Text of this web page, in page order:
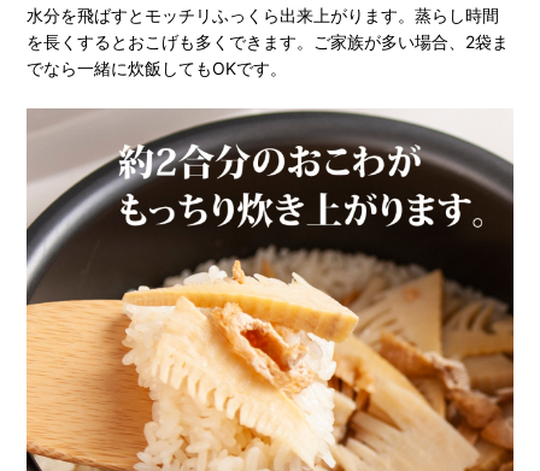
水分を飛ばすとモッチリふっくら出来上がります。蒸らし時間
を長くするとおこげも多くできます。ご家族が多い場合、2袋ま
でなら一緒に炊飯してもOKです。